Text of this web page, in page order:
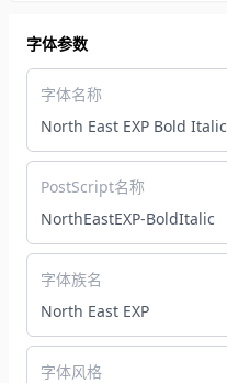
字体参数
字体名称
North East EXP Bold Italic
PostScript名称
NorthEastEXP-BoldItalic
字体族名
North East EXP
字体风格